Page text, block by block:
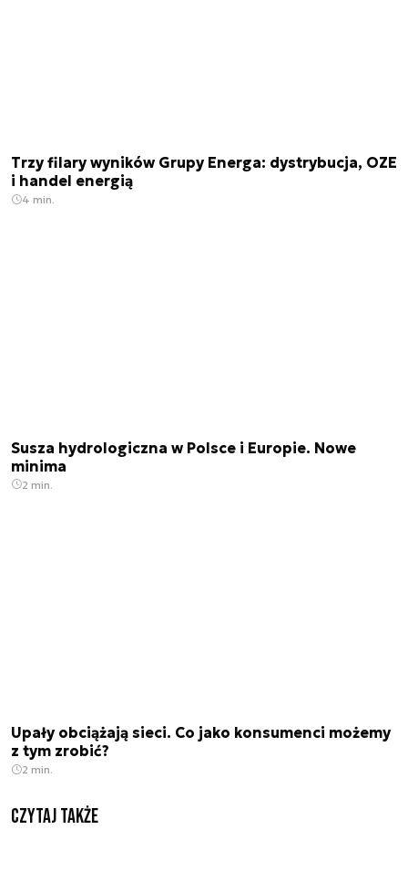
Trzy filary wyników Grupy Energa: dystrybucja, OZE
i handel energią
4 min.
Susza hydrologiczna w Polsce i Europie. Nowe
minima
2 min.
Upały obciążają sieci. Co jako konsumenci możemy
z tym zrobić?
2 min.
Czytaj także